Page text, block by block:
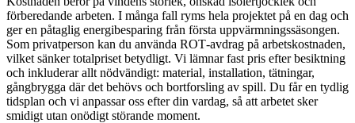
förberedande arbeten. I många fall ryms hela projektet på en dag och
ger en påtaglig energibesparing från första uppvärmningssäsongen.
Som privatperson kan du använda ROT‑avdrag på arbetskostnaden,
vilket sänker totalpriset betydligt. Vi lämnar fast pris efter besiktning
och inkluderar allt nödvändigt: material, installation, tätningar,
gångbrygga där det behövs och bortforsling av spill. Du får en tydlig
tidsplan och vi anpassar oss efter din vardag, så att arbetet sker
smidigt utan onödigt störande moment.